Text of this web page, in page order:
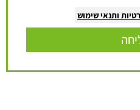
ותנאי שימוש